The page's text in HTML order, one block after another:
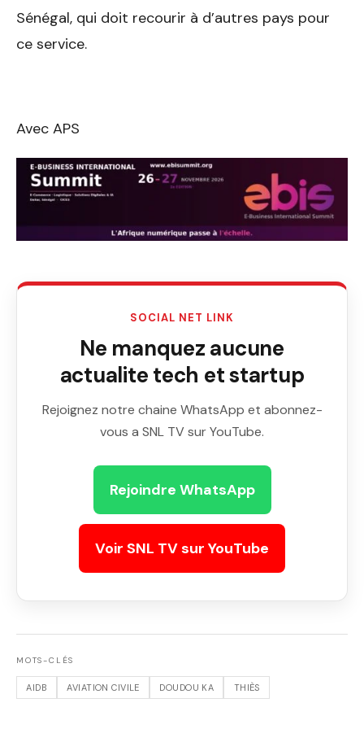
Sénégal, qui doit recourir à d’autres pays pour
ce service.
Avec APS
SOCIAL NET LINK
Ne manquez aucune
actualite tech et startup
Rejoignez notre chaine WhatsApp et abonnez-
vous a SNL TV sur YouTube.
Rejoindre WhatsApp
Voir SNL TV sur YouTube
MOTS-CLÉS
AIDB AVIATION CIVILE DOUDOU KA THIÈS